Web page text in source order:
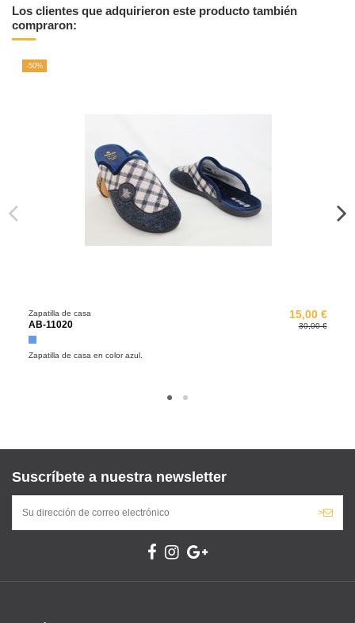
Los clientes que adquirieron este producto también
compraron:
-50%
Zapatilla de casa
AB-11020
Azul
15,00 €
30,00 €
Zapatilla de casa en color azul.
Suscríbete a nuestra newsletter
>